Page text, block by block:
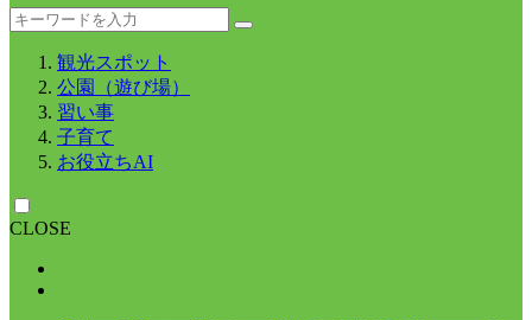
観光スポット
公園（遊び場）
習い事
子育て
お役立ちAI
CLOSE